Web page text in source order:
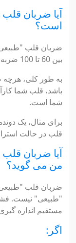
آیا ضربان
است؟
ضربان قلب
بین 60 تا 100 ضربه در دقیقه (BPM) است.
به طور کلی،
باشد، قلب شما
شما است.
برای مثال، یک
قلب در حالت استراحت حدود 40 ضربه
آیا ضربان
من می گوید؟
ضربان قلب
"طبیعی" نیست.
مستقیم اندازه
اگر: